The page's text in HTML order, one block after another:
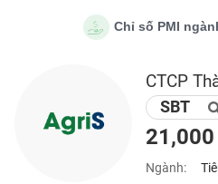
Chỉ số PMI ngành
CTCP
SBT
21,000
Ngành:
VIETSTOCK
KHOÁN